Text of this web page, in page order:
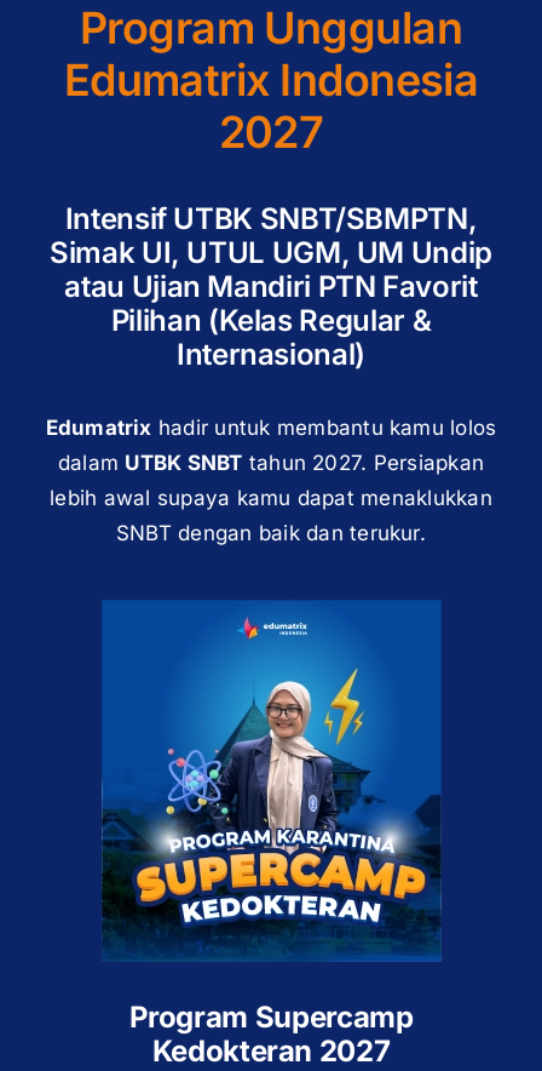
Program Unggulan
Edumatrix Indonesia
2027
Intensif UTBK SNBT/SBMPTN,
Simak UI, UTUL UGM, UM Undip
atau Ujian Mandiri PTN Favorit
Pilihan (Kelas Regular &
Internasional)
Edumatrix hadir untuk membantu kamu lolos
dalam UTBK SNBT tahun 2027. Persiapkan
lebih awal supaya kamu dapat menaklukkan
SNBT dengan baik dan terukur.
Program Supercamp
Kedokteran 2027